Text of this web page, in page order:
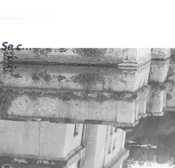
Se connecter